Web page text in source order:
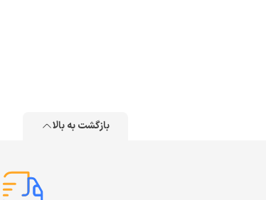
بازگشت به بالا